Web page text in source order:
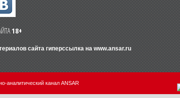
18+
сайта гиперссылка на www.ansar.ru
аналитический канал ANSAR